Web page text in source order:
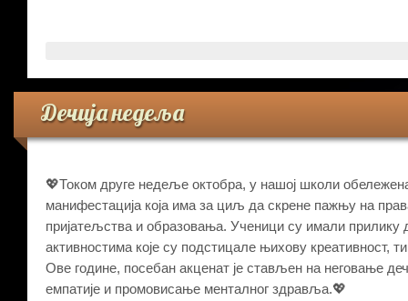
Дечија недеља
💖Током друге недеље октобра, у нашој школи
манифестација која има за циљ да скрене пажњу на
пријатељства и образовања. Ученици су имали прилику
активностима које су подстицале њихову креативност,
Ове године, посебан акценат је стављен на неговање
емпатије и промовисање менталног здравља.💖